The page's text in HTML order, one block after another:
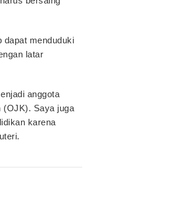
dapat menduduki
latar
anggota
(OJK). Saya juga
karena